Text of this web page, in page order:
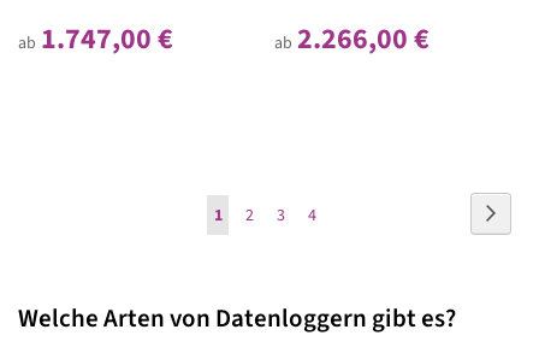
ab 1.747,00 € ab 2.266,00 €
Seite
Sie
Seite
1 Seite
2 Seite
3 Seite
4
Welche Arten von Datenloggern gibt es?